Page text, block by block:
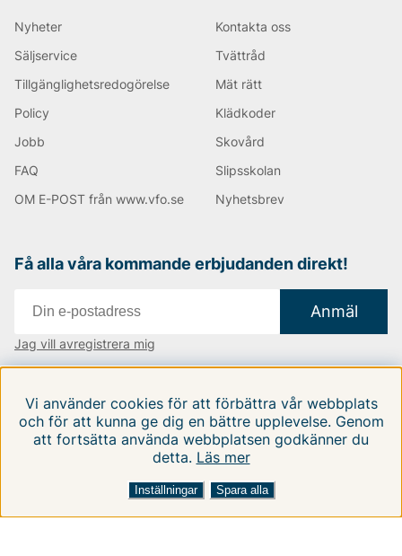
Nyheter
Säljservice
Tillgänglighetsredogörelse
Policy
Jobb
FAQ
OM E-POST från www.vfo.se
Kontakta oss
Tvättråd
Mät rätt
Klädkoder
Skovård
Slipsskolan
Nyhetsbrev
Få alla våra kommande erbjudanden direkt!
Anmäl
Jag vill avregistrera mig
Följ oss på våra sociala medier
Vi använder cookies för att förbättra vår webbplats
och för att kunna ge dig en bättre upplevelse. Genom
att fortsätta använda webbplatsen godkänner du
detta. Läs mer
Inställningar Spara alla